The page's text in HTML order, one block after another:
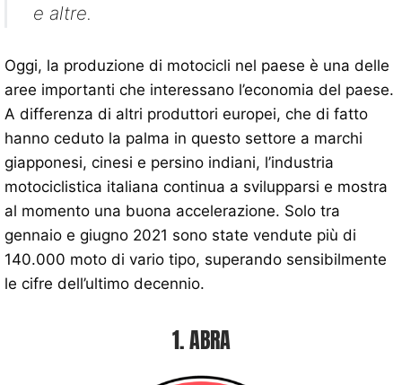
e altre.
Oggi, la produzione di motocicli nel paese è una delle
aree importanti che interessano l’economia del paese.
A differenza di altri produttori europei, che di fatto
hanno ceduto la palma in questo settore a marchi
giapponesi, cinesi e persino indiani, l’industria
motociclistica italiana continua a svilupparsi e mostra
al momento una buona accelerazione. Solo tra
gennaio e giugno 2021 sono state vendute più di
140.000 moto di vario tipo, superando sensibilmente
le cifre dell’ultimo decennio.
1. ABRA